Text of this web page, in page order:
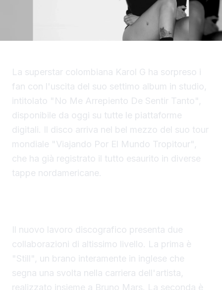
La superstar colombiana Karol G ha sorpreso i
fan con l'uscita del suo settimo album in studio,
intitolato "No Me Arrepiento De Sentir Tanto",
disponibile da oggi su tutte le piattaforme
digitali. Il disco arriva nel bel mezzo del suo tour
mondiale "Viajando Por El Mundo Tropitour",
che ha già registrato il tutto esaurito in diverse
tappe nordamericane.
Il nuovo lavoro discografico presenta due
collaborazioni di altissimo livello. La prima è
"Still", un brano interamente in inglese che
segna una svolta nella carriera dell'artista,
realizzato insieme a Bruno Mars. La seconda è